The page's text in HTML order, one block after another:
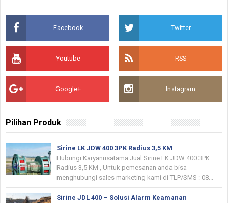
Facebook Twitter
Youtube RSS
Google+ Instagram
Pilihan Produk
Sirine LK JDW 400 3PK Radius 3,5 KM
Hubungi Karyanusatama Jual Sirine LK JDW 400 3PK
Radius 3,5 KM , Untuk pemesanan anda bisa
menghubungi sales marketing kami di TLP/SMS : 08...
Sirine JDL 400 – Solusi Alarm Keamanan